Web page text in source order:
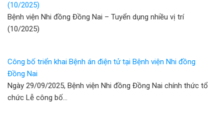
(10/2025)
Bệnh viện Nhi đồng Đồng Nai – Tuyển dụng nhiều vị trí
(10/2025)
Công bố triển khai Bệnh án điện tử tại Bệnh viện Nhi đồng
Đồng Nai
Ngày 29/09/2025, Bệnh viện Nhi đồng Đồng Nai chính thức tổ
chức Lễ công bố…